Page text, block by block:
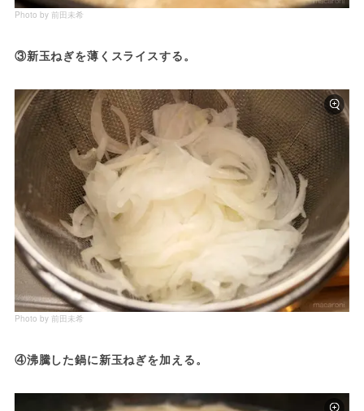
Photo by 前田未希
③新玉ねぎを薄くスライスする。
Photo by 前田未希
④沸騰した鍋に新玉ねぎを加える。